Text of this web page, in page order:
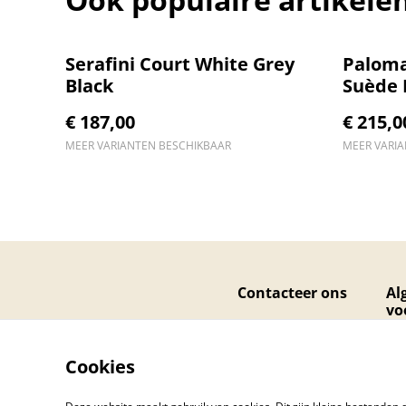
Serafini Court White Grey
Black
€ 187,00
MEER VARIANTEN BESCHIKBAAR
Suède
€
MEER
Contacteer ons
Cookies